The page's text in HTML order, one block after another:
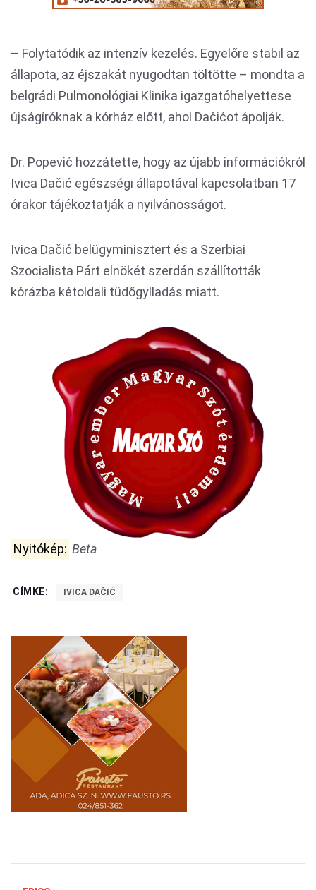
– Folytatódik az intenzív kezelés. Egyelőre stabil az
állapota, az éjszakát nyugodtan töltötte – mondta a
belgrádi Pulmonológiai Klinika igazgatóhelyettese
újságíróknak a kórház előtt, ahol Dačićot ápolják.
Dr. Popević hozzátette, hogy az újabb információkról
Ivica Dačić egészségi állapotával kapcsolatban 17
órakor tájékoztatják a nyilvánosságot.
Ivica Dačić belügyminisztert és a Szerbiai
Szocialista Párt elnökét szerdán szállították
kórázba kétoldali tüdőgylladás miatt.
Nyitókép: Beta
CÍMKE: IVICA DAČIĆ